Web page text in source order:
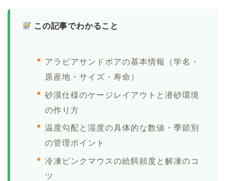
この記事でわかること
アラビアサンドボアの基本情報（学名・
原産地・サイズ・寿命）
砂漠仕様のケージレイアウトと潜砂環境
の作り方
温度勾配と湿度の具体的な数値・季節別
の管理ポイント
冷凍ピンクマウスの給餌頻度と解凍のコ
ツ